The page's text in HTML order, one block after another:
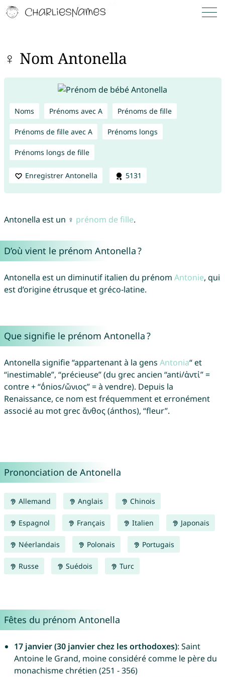
♀ Nom Antonella
Noms Prénoms avec A Prénoms de fille
Prénoms de fille avec A Prénoms longs
Prénoms longs de fille
Enregistrer Antonella 5131
Antonella est un ♀ prénom de fille.
D’où vient le prénom Antonella ?
Antonella est un diminutif italien du prénom Antonie, qui
est d’origine étrusque et gréco-latine.
Que signifie le prénom Antonella ?
Antonella signifie “appartenant à la gens Antonia“ et
“inestimable”, “précieuse” (du grec ancien “anti/ἀντἰ” =
contre + “ṓnios/ὤνιος” = à vendre). Depuis la
Renaissance, ce nom est fréquemment et erronément
associé au mot grec ἄνθος (ánthos), “fleur”.
Prononciation de Antonella
Allemand Anglais Chinois
Espagnol Français Italien Japonais
Néerlandais Polonais Portugais
Russe Suédois Turc
Fêtes du prénom Antonella
17 janvier (30 janvier chez les orthodoxes): Saint
Antoine le Grand, moine considéré comme le père du
monachisme chrétien (251 - 356)